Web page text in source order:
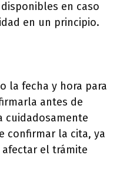
en caso
en un principio.
la fecha y hora para
antes de
cuidadosamente
confirmar la cita, ya
el trámite